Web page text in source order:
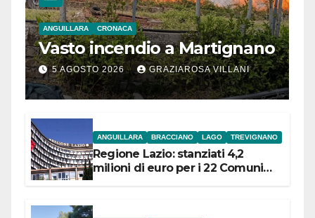
ANGUILLARA CRONACA
Vasto incendio a Martignano
5 AGOSTO 2026 GRAZIAROSA VILLANI
ANGUILLARA BRACCIANO LAGO TREVIGNANO
Regione Lazio: stanziati 4,2
milioni di euro per i 22 Comuni